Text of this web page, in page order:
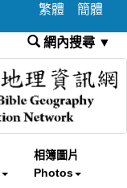
繁體 簡體
網內搜尋 ▼
相簿圖片
Photos